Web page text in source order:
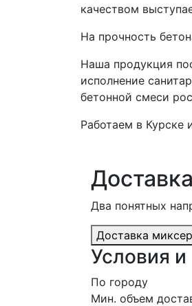
качеством
На прочность
Наша продукция
исполнение
бетонной смеси
Работаем в Курске
Два понятных
Доставка
Условия
По городу
Мин. объем